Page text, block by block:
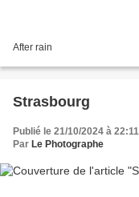
After rain
Strasbourg
Publié le 21/10/2024 à 22:11
Par Le Photographe